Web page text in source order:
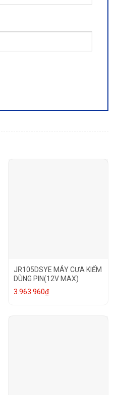
JR105DSYE MÁY CƯA KIẾM
DÙNG PIN(12V MAX)
3.963.960₫